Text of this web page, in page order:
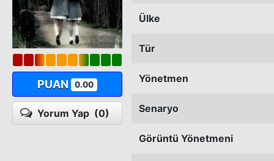
PUAN 0.00
Yorum Yap (0)
Ülke
Tür
Yönetmen
Senaryo
Görüntü Yönetmeni